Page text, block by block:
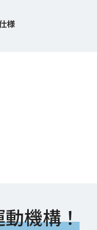
様
機構！